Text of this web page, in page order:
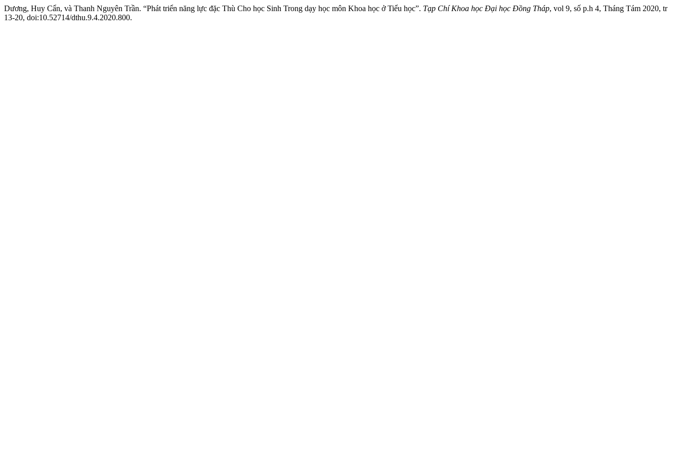
Dương, Huy Cẩn, và Thanh Nguyên Trần. “Phát triển năng lực đặc Thù Cho học Sinh Trong dạy học môn Khoa học ở Tiểu học”. Tạp Chí Khoa học Đại học Đồng Tháp, vol 9, số p.h 4, Tháng Tám 2020, tr
13-20, doi:10.52714/dthu.9.4.2020.800.